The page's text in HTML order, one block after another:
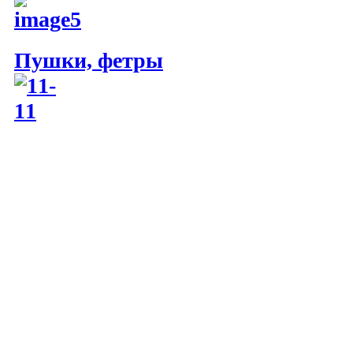
Пушки, фетры